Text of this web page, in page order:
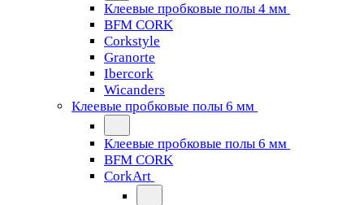
Клеевые пробковые полы 4 мм
BFM CORK
Corkstyle
Granorte
Ibercork
Wicanders
Клеевые пробковые полы 6 мм
Клеевые пробковые полы 6 мм
BFM CORK
CorkArt